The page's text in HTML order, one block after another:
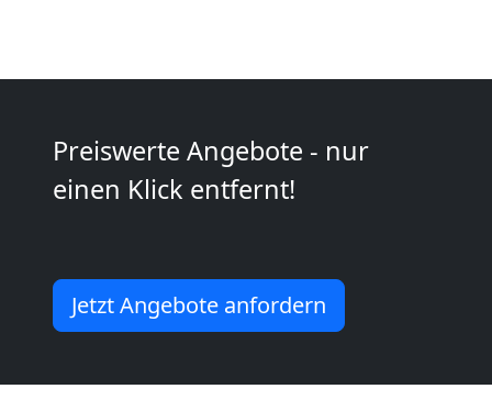
Preiswerte Angebote - nur
einen Klick entfernt!
Jetzt Angebote anfordern
National
International
Internationaler